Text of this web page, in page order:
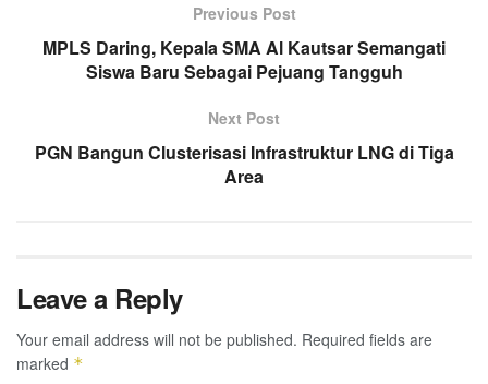
Previous Post
MPLS Daring, Kepala SMA Al Kautsar Semangati
Siswa Baru Sebagai Pejuang Tangguh
Next Post
PGN Bangun Clusterisasi Infrastruktur LNG di Tiga
Area
Leave a Reply
Your email address will not be published. Required fields are
marked *